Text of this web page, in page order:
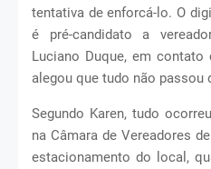
tentativa de enforcá-lo. O
é pré-candidato a
Luciano Duque, em
alegou que tudo não passou
Segundo Karen, tudo
na Câmara de Vereadores
estacionamento do local,